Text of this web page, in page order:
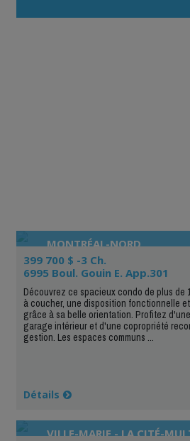
MONTRÉAL-NORD
399 700 $ -3 Ch.
6995 Boul. Gouin E. App.301
Découvrez ce spacieux condo de plus de
à coucher, une disposition fonctionnelle
grâce à sa belle orientation. Profitez
garage intérieur et d'une copropriété
gestion. Les espaces communs ...
Détails
VILLE-MARIE - LA CITÉ-